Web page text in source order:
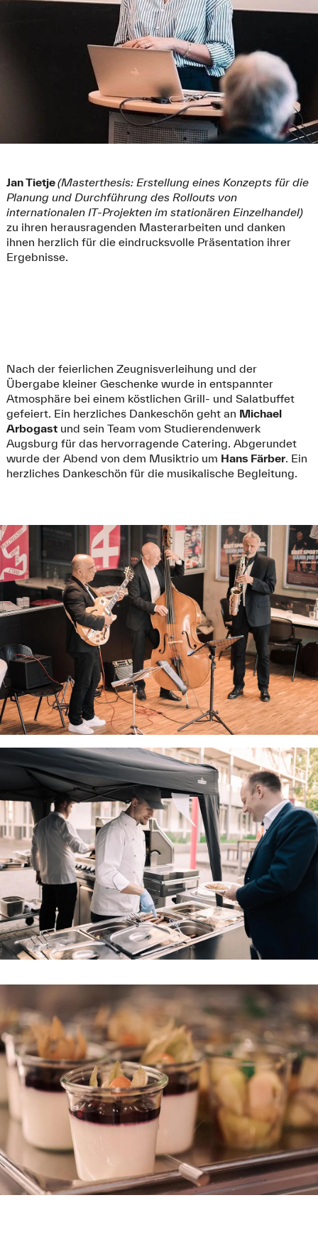
Jan Tietje(Masterthesis: Erstellung eines Konzepts für die
Planung und Durchführung des Rollouts von
internationalen IT-Projekten im stationären Einzelhandel)
zu ihren herausragenden Masterarbeiten und danken
ihnen herzlich für die eindrucksvolle Präsentation ihrer
Ergebnisse.
Nach der feierlichen Zeugnisverleihung und der
Übergabe kleiner Geschenke wurde in entspannter
Atmosphäre bei einem köstlichen Grill- und Salatbuffet
gefeiert. Ein herzliches Dankeschön geht an Michael
Arbogastund sein Team vom Studierendenwerk
Augsburg für das hervorragende Catering. Abgerundet
wurde der Abend von dem Musiktrio um Hans Färber. Ein
herzliches Dankeschön für die musikalische Begleitung.